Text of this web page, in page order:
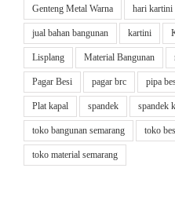
Genteng Metal Warna hari kartini
jual bahan bangunan kartini
Lisplang Material Bangunan
Pagar Besi pagar brc pipa
Plat kapal spandek spandek
toko bangunan semarang toko
toko material semarang